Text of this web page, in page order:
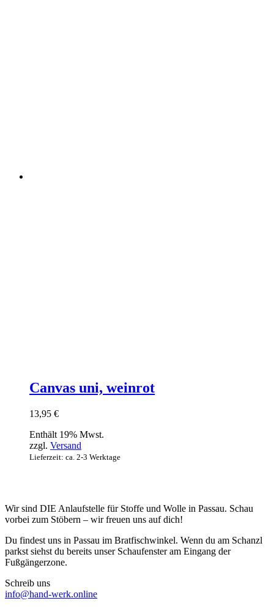
Canvas uni, weinrot
13,95 €
Enthält 19% Mwst.
zzgl. Versand
Lieferzeit: ca. 2-3 Werktage
Wir sind DIE Anlaufstelle für Stoffe und Wolle in Passau. Schau
vorbei zum Stöbern – wir freuen uns auf dich!
Du findest uns in Passau im Bratfischwinkel. Wenn du am Schanzl
parkst siehst du bereits unser Schaufenster am Eingang der
Fußgängerzone.
Schreib uns
info@hand-werk.online